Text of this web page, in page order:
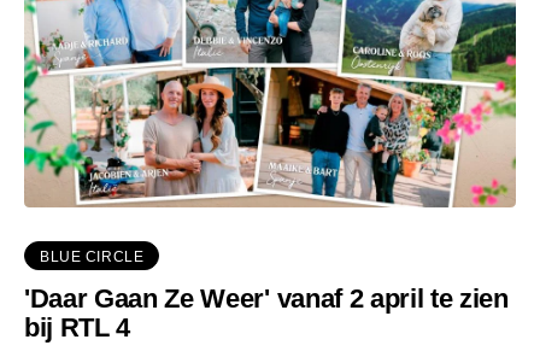
BLUE CIRCLE
'Daar Gaan Ze Weer' vanaf 2 april te zien
bij RTL 4